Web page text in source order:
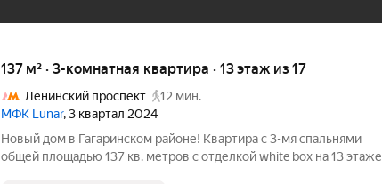
137 м² · 3-комнатная квартира · 13 этаж из 17
Ленинский проспект
12 мин.
МФК Lunar, 3 квартал 2024
Новый дом в Гагаринском районе! Квартира с 3-мя спальнями
общей площадью 137 кв. метров с отделкой white box на 13 этаже